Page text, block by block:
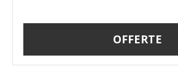
OFFERTE